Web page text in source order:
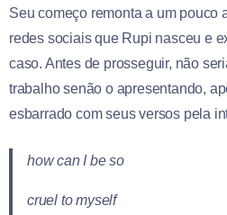
Seu começo remonta a um pouco
redes sociais que Rupi nasceu e
caso. Antes de prosseguir, não
trabalho senão o apresentando,
esbarrado com seus versos pela
how can I be so
cruel to myself